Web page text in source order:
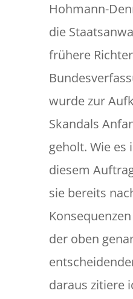
Hohmann-
die
frühere
wurde zur
Skandals
geholt. Wie
diesem
sie bereits
der oben
daraus zitiere